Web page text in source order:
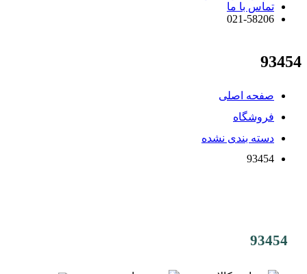
تماس با ما
021-58206
93454
صفحه اصلی
فروشگاه
دسته بندی نشده
93454
93454